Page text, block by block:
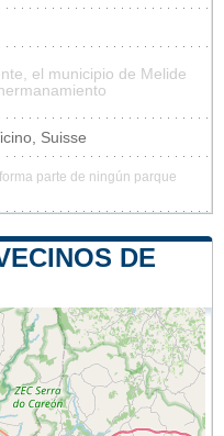
el municipio de Melide
Suisse
parte de ningún parque
DE